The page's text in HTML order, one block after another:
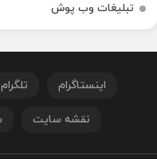
تبلیغات وب پوش
اینستاگرام
نقشه سایت